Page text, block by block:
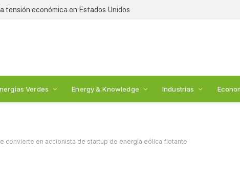
tensión económica en Estados Unidos
Verdes Energy & Knowledge Industrias
convierte en accionista de startup de energía eólica flotante